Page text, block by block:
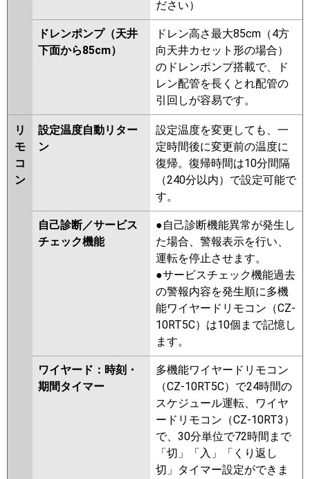
ださい）
ドレンポンプ（天井
下面から85cm）
ドレン高さ最大85cm（4方
向天井カセット形の場合）
のドレンポンプ搭載で、ド
レン配管を長くとれ配管の
引回しが容易です。
リ
モ
コ
ン
設定温度自動リター
ン
設定温度を変更しても、一
定時間後に変更前の温度に
復帰。復帰時間は10分間隔
（240分以内）で設定可能で
す。
自己診断／サービス
チェック機能
●自己診断機能異常が発生し
た場合、警報表示を行い、
運転を停止させます。
●サービスチェック機能過去
の警報内容を発生順に多機
能ワイヤードリモコン（CZ-
10RT5C）は10個まで記憶し
ます。
ワイヤード：時刻・
期間タイマー
多機能ワイヤードリモコン
（CZ-10RT5C）で24時間の
スケジュール運転、ワイヤ
ードリモコン（CZ-10RT3）
で、30分単位で72時間まで
「切」「入」「くり返し
切」タイマー設定ができま